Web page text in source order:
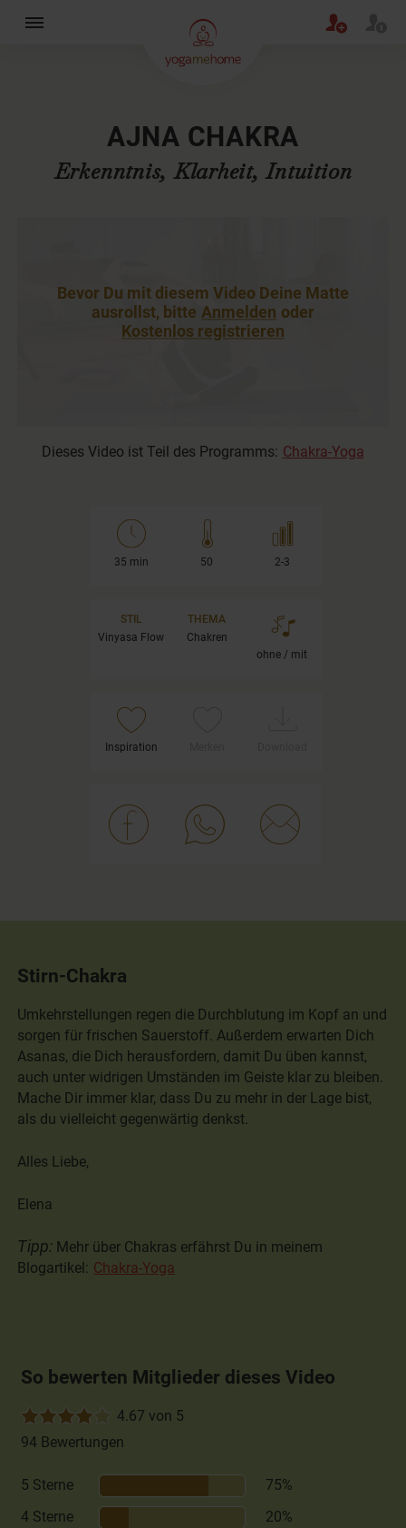
AJNA CHAKRA
Erkenntnis, Klarheit, Intuition
Bevor Du mit diesem Video Deine Matte
ausrollst, bitte Anmelden oder
Kostenlos registrieren
Dieses Video ist Teil des Programms: Chakra-Yoga
35 min 50 2-3
STIL
Vinyasa Flow
THEMA
Chakren
ohne / mit
Inspiration
Stirn-Chakra
Umkehrstellungen regen die Durchblutung im Kopf an und
sorgen für frischen Sauerstoff. Außerdem erwarten Dich
Asanas, die Dich herausfordern, damit Du üben kannst,
auch unter widrigen Umständen im Geiste klar zu bleiben.
Mache Dir immer klar, dass Du zu mehr in der Lage bist,
als du vielleicht gegenwärtig denkst.
Alles Liebe,
Elena
Tipp: Mehr über Chakras erfährst Du in meinem
Blogartikel: Chakra-Yoga
So bewerten Mitglieder dieses Video
4.67 von 5
94 Bewertungen
5 Sterne
75%
4 Sterne
20%